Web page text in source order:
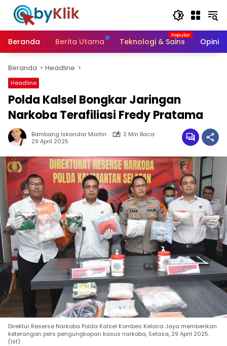
Langsung
konten
Beranda
Berita Utama Teknologi & Sains Opini
Beranda Headline
Headline
Polda Kalsel Bongkar Jaringan
Narkoba Terafiliasi Fredy Pratama
Bambang Iskandar Martin
2 Min Baca
29 April 2025
Direktur Reserse Narkoba Polda Kalsel Kombes Kelana Jaya memberikan
keterangan pers pengungkapan kasus narkoba, Selasa, 29 April 2025.
(Ist)